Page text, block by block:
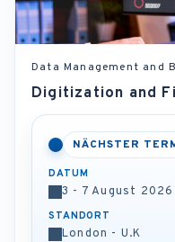
Data Management and
Digitization and
NÄCHSTER
DATUM
3 - 7 August 2026
STANDORT
London - U.K